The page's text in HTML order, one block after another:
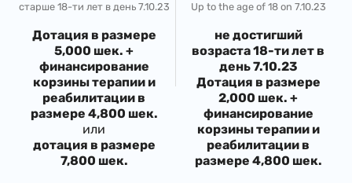
старше 18-ти лет в день 7.10.23
Дотация в размере
5,000 шек. +
финансирование
корзины терапии и
реабилитации в
размере 4,800 шек.
или
дотация в размере
7,800 шек.
Up to the age of 18 on 7.10.23
не достигший
возраста 18-ти лет в
день 7.10.23
Дотация в размере
2,000 шек. +
финансирование
корзины терапии и
реабилитации в
размере 4,800 шек.